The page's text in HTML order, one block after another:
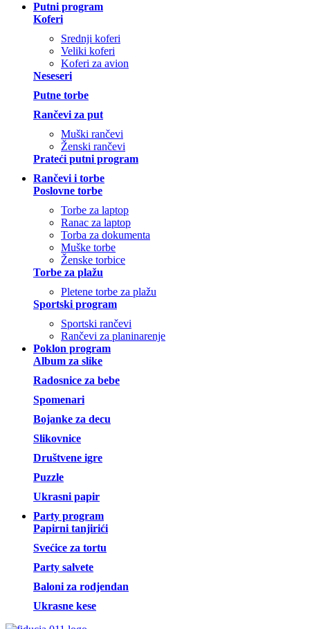
Putni program
Koferi
Srednji koferi
Veliki koferi
Koferi za avion
Neseseri
Putne torbe
Rančevi za put
Muški rančevi
Ženski rančevi
Prateći putni program
Rančevi i torbe
Poslovne torbe
Torbe za laptop
Ranac za laptop
Torba za dokumenta
Muške torbe
Ženske torbice
Torbe za plažu
Pletene torbe za plažu
Sportski program
Sportski rančevi
Rančevi za planinarenje
Poklon program
Album za slike
Radosnice za bebe
Spomenari
Bojanke za decu
Slikovnice
Društvene igre
Puzzle
Ukrasni papir
Party program
Papirni tanjirići
Svećice za tortu
Party salvete
Baloni za rodjendan
Ukrasne kese